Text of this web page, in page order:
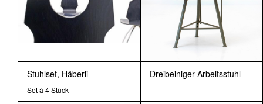
Stuhlset, Häberli
Set à 4 Stück
Dreibeiniger Arbeitsstuhl